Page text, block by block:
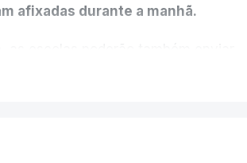
afixadas durante a manhã.